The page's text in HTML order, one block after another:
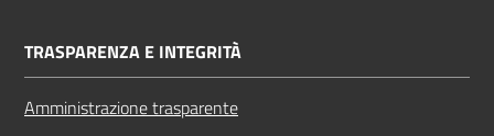
TRASPARENZA E INTEGRITÀ
Amministrazione trasparente